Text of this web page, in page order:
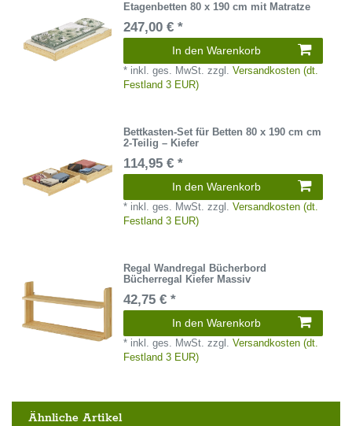
Etagenbetten 80 x 190 cm mit Matratze
247,00 € *
In den Warenkorb
* inkl. ges. MwSt. zzgl.Versandkosten (dt.
Festland 3 EUR)
Bettkasten-Set für Betten 80 x 190 cm cm
2-Teilig – Kiefer
114,95 € *
In den Warenkorb
* inkl. ges. MwSt. zzgl.Versandkosten (dt.
Festland 3 EUR)
Regal Wandregal Bücherbord
Bücherregal Kiefer Massiv
42,75 € *
In den Warenkorb
* inkl. ges. MwSt. zzgl.Versandkosten (dt.
Festland 3 EUR)
Ähnliche Artikel